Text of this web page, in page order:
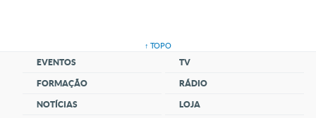
↑ TOPO
EVENTOS
FORMAÇÃO
NOTÍCIAS
TV
RÁDIO
LOJA